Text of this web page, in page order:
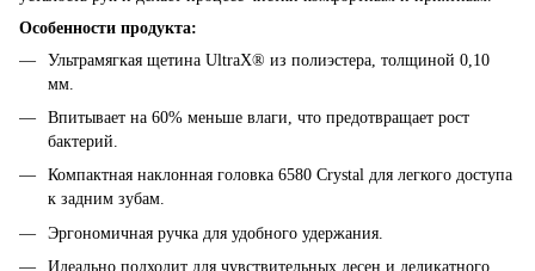
Особенности продукта:
Ультрамягкая щетина UltraX® из полиэстера, толщиной 0,10
мм.
Впитывает на 60% меньше влаги, что предотвращает рост
бактерий.
Компактная наклонная головка 6580 Crystal для легкого доступа
к задним зубам.
Эргономичная ручка для удобного удержания.
Идеально подходит для чувствительных десен и деликатного